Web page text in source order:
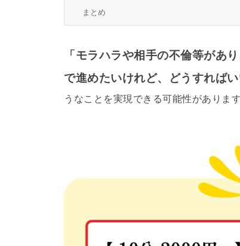
まとめ
「モラハラや相手の不倫等があ
で進めたいけれど、どうすればい
うなことを実現できる可能性があります